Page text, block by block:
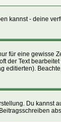
kannst - deine
für eine gewisse
der Text
editierten).
Du kannst